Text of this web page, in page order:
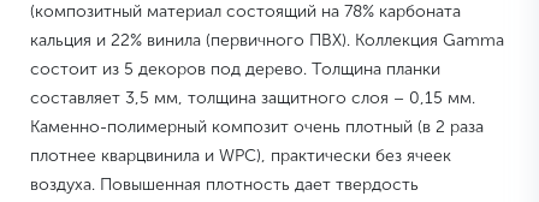
(композитный материал состоящий на 78% карбоната
кальция и 22% винила (первичного ПВХ). Коллекция Gamma
состоит из 5 декоров под дерево. Толщина планки
составляет 3,5 мм, толщина защитного слоя – 0,15 мм.
Каменно-полимерный композит очень плотный (в 2 раза
плотнее кварцвинила и WPC), практически без ячеек
воздуха. Повышенная плотность дает твердость